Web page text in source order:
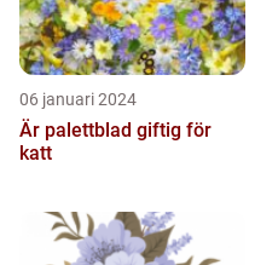
06 januari 2024
Är palettblad giftig för
katt